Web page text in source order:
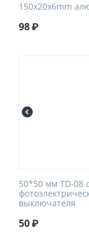
150x20x6mm
98₽
50*50 мм TD-08
выключателя
50₽